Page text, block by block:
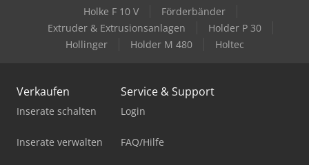
Holke F 10 V
Förderbänder
Extruder & Extrusionsanlagen
Holder P 30
Hollinger
Holder M 480 Holtec
Verkaufen
Inserate schalten
Inserate verwalten
Service & Support
Login
FAQ/Hilfe